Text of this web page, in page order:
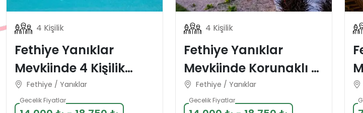
4 Kişilik
Fethiye Yanıklar
Mevkiinde 4 Kişilik
Tatil Villası
Fethiye / Yanıklar
Gecelik Fiyatlar
4 Kişilik
Fethiye Yanıklar
Mevkiinde Korunaklı 4
Kişilik Tatil Villası
Fethiye / Yanıklar
Gecelik Fiyatlar